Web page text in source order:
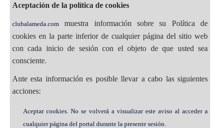
Aceptación de la política de cookies
clubalameda.com muestra información sobre su Política de
cookies en la parte inferior de cualquier página del sitio web
con cada inicio de sesión con el objeto de que usted sea
consciente.
Ante esta información es posible llevar a cabo las siguientes
acciones:
Aceptar cookies. No se volverá a visualizar este aviso al acceder a
cualquier página del portal durante la presente sesión.